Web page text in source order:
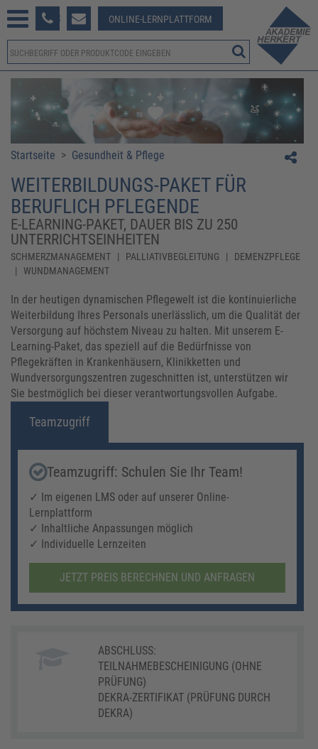
381-123 ONLINE-LERNPLATTFORM
Startseite > Gesundheit & Pflege
WEITERBILDUNGS-PAKET FÜR
BERUFLICH PFLEGENDE
E-LEARNING-PAKET, DAUER BIS ZU 250
UNTERRICHTSEINHEITEN
SCHMERZMANAGEMENT | PALLIATIVBEGLEITUNG | DEMENZPFLEGE
| WUNDMANAGEMENT
In der heutigen dynamischen Pflegewelt ist die kontinuierliche
Weiterbildung Ihres Personals unerlässlich, um die Qualität der
Versorgung auf höchstem Niveau zu halten. Mit unserem E-
Learning-Paket, das speziell auf die Bedürfnisse von
Pflegekräften in Krankenhäusern, Klinikketten und
Wundversorgungszentren zugeschnitten ist, unterstützen wir
Sie bestmöglich bei dieser verantwortungsvollen Aufgabe.
Teamzugriff
Teamzugriff: Schulen Sie Ihr Team!
✓ Im eigenen LMS oder auf unserer Online-
Lernplattform
✓ Inhaltliche Anpassungen möglich
✓ Individuelle Lernzeiten
JETZT PREIS BERECHNEN UND ANFRAGEN
ABSCHLUSS:
TEILNAHMEBESCHEINIGUNG (OHNE
PRÜFUNG)
DEKRA-ZERTIFIKAT (PRÜFUNG DURCH
DEKRA)